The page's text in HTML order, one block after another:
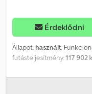
Érdeklődni
Állapot: használt,
futásteljesítmény:117 902
tengelyelrendezés:4x2,